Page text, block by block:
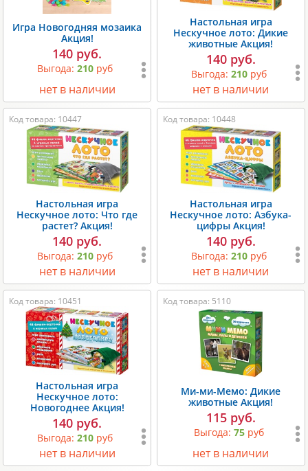
Игра Новогодняя мозаика
Акция!
140 руб.
Выгода:210 руб
нет в наличии
Настольная игра
Нескучное лото: Дикие
животные Акция!
140 руб.
Выгода: 210руб
нет в наличии
Код товара: 10447
Настольная игра
Нескучное лото: Что где
растет? Акция!
140 руб.
Выгода:210 руб
нет в наличии
Код товара: 10448
Настольная игра
Нескучное лото: Азбука-
цифры Акция!
140 руб.
Выгода: 210руб
нет в наличии
Код товара: 10451
Настольная игра
Нескучное лото:
Новогоднее Акция!
140 руб.
Выгода:210 руб
нет в наличии
Код товара: 5110
Ми-ми-Мемо: Дикие
животные Акция!
115 руб.
Выгода: 75руб
нет в наличии